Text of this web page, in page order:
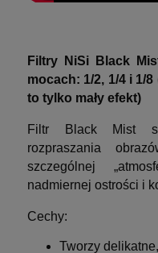
Filtry NiSi Black
mocach: 1/2, 1/4 i 1/
to tylko mały efekt)
Filtr Black Mist
rozpraszania
szczególnej
nadmiernej ostrości i
Cechy:
Tworzy